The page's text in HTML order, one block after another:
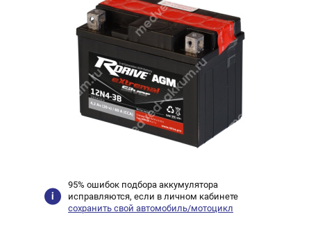
95% ошибок подбора аккумулятора
исправляются, если в личном кабинете
сохранить свой автомобиль/мотоцикл